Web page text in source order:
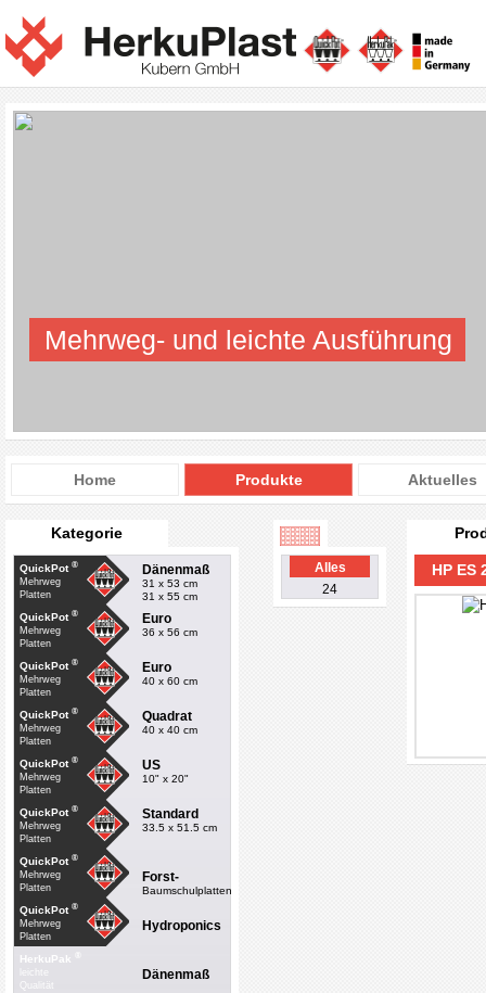
Mehrweg- und leichte Ausführung
Home Produkte Aktuelles
Kategorie
QuickPot ®
Mehrweg
Platten
Dänenmaß
31 x 53 cm
31 x 55 cm
QuickPot ®
Mehrweg
Platten
Euro
36 x 56 cm
QuickPot ®
Mehrweg
Platten
Euro
40 x 60 cm
QuickPot ®
Mehrweg
Platten
Quadrat
40 x 40 cm
QuickPot ®
Mehrweg
Platten
US
10" x 20"
QuickPot ®
Mehrweg
Platten
Standard
33.5 x 51.5 cm
QuickPot ®
Mehrweg
Platten
Forst-
Baumschulplatten
QuickPot ®
Mehrweg
Platten
Hydroponics
HerkuPak
leichte
Qualität
Dänenmaß
Alles
24
HP ES